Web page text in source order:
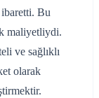
Bu
maliyetliydi.
ve sağlıklı
olarak